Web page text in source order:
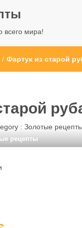
всего мира!
/ Фартук из старой
: Золотые рецепты
рецепты